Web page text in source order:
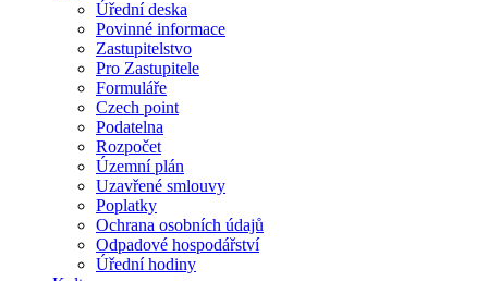
Úřední deska
Povinné informace
Zastupitelstvo
Pro Zastupitele
Formuláře
Czech point
Podatelna
Rozpočet
Územní plán
Uzavřené smlouvy
Poplatky
Ochrana osobních údajů
Odpadové hospodářství
Úřední hodiny